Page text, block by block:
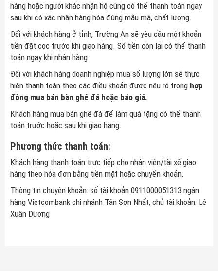
hàng hoặc người khác nhận hộ cũng có thể thanh toán ngay
sau khi có xác nhận hàng hóa đúng mẫu mã, chất lượng.
Đối với khách hàng ở tỉnh, Trường An sẽ yêu cầu một khoản
tiền đặt cọc trước khi giao hàng. Số tiền còn lại có thể thanh
toán ngay khi nhận hàng.
Đối với khách hàng doanh nghiệp mua số lượng lớn sẽ thực
hiện thanh toán theo các điều khoản được nêu rõ trong hợp
đồng mua bán bàn ghế đá hoặc báo giá.
Khách hàng mua bàn ghế đá để làm quà tặng có thể thanh
toán trước hoặc sau khi giao hàng.
Phương thức thanh toán:
Khách hàng thanh toán trực tiếp cho nhân viện/tài xế giao
hàng theo hóa đơn bằng tiền mặt hoặc chuyển khoản.
Thông tin chuyên khoản: số tài khoản 0911000051313 ngân
hàng Vietcombank chi nhánh Tân Sơn Nhất, chủ tài khoản: Lê
Xuân Dương